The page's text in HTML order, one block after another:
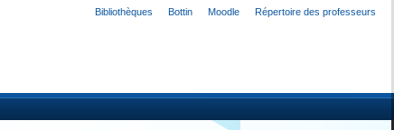
Bibliothèques Bottin Moodle Répertoire des professeurs